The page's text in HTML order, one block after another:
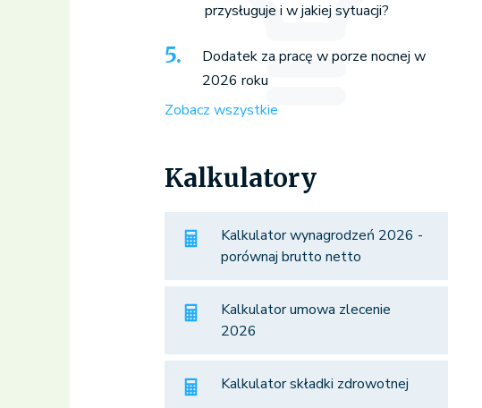
przysługuje i w jakiej sytuacji?
Dodatek za pracę w porze nocnej w
2026 roku
Zobacz wszystkie
Kalkulatory
Kalkulator wynagrodzeń 2026 -
porównaj brutto netto
Kalkulator umowa zlecenie
2026
Kalkulator składki zdrowotnej